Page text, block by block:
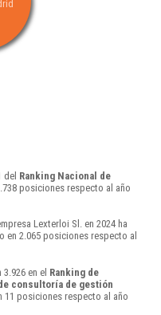
del Ranking Nacional de
posiciones respecto al año
Lexterloi Sl. en 2024 ha
en 2.065 posiciones respecto al
en el Ranking de
consultoría de gestión
11 posiciones respecto al año